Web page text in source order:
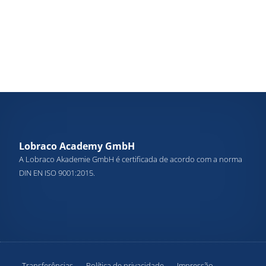
Lobraco Academy GmbH
A Lobraco Akademie GmbH é certificada de acordo com a norma
DIN EN ISO 9001:2015.